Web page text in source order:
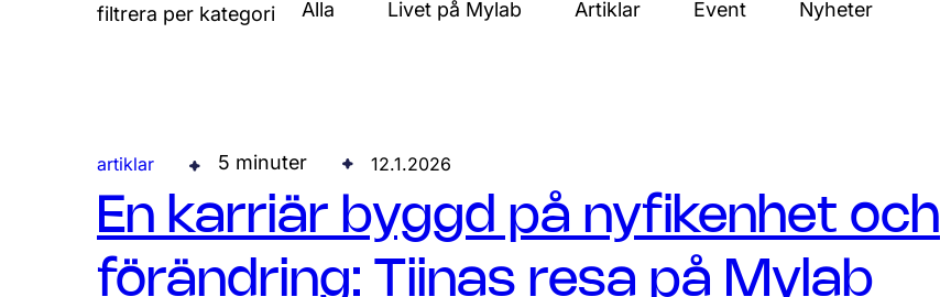
filtrera per kategori Alla Livet på Mylab Artiklar Event Nyheter
artiklar 5 minuter 12.1.2026
En karriär byggd på nyfikenhet och
förändring: Tiinas resa på Mylab